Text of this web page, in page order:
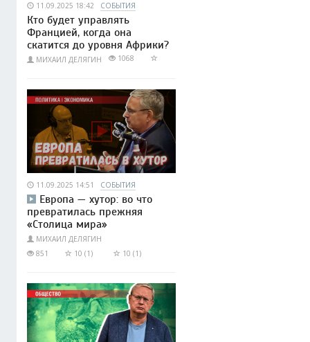
11.09.2025 18:42 СОБЫТИЯ
Кто будет управлять
Францией, когда она
скатится до уровня Африки?
МИХАИЛ ДЕЛЯГИН 1068
11.09.2025 14:51 СОБЫТИЯ
Европа — хутор: во что
превратилась прежняя
«Столица мира»
МИХАИЛ ДЕЛЯГИН
851
10 (1) 10 (1)